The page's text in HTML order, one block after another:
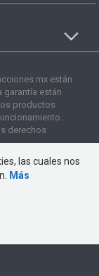
están
garantía están
productos
derechos
las cuales nos
Más